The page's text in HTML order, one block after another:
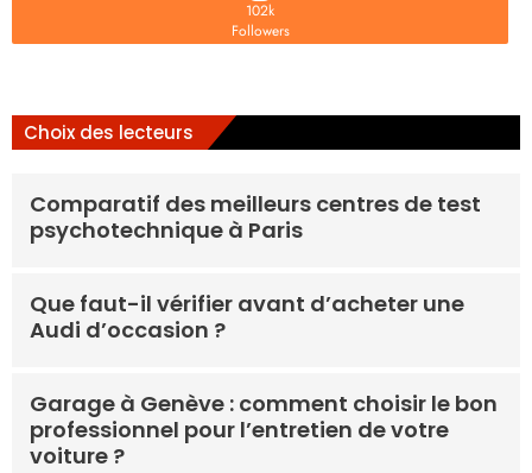
102k
Followers
Choix des lecteurs
Comparatif des meilleurs centres de test
psychotechnique à Paris
Que faut-il vérifier avant d’acheter une
Audi d’occasion ?
Garage à Genève : comment choisir le bon
professionnel pour l’entretien de votre
voiture ?